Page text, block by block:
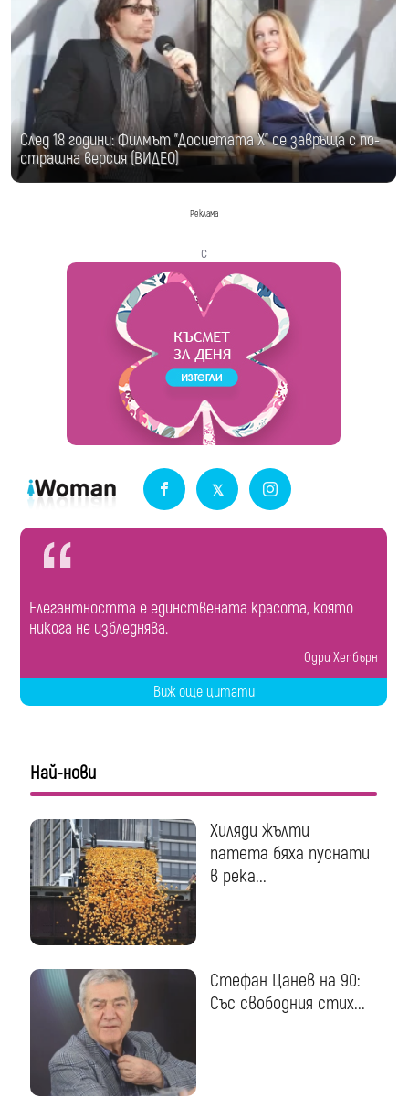
След 18 години: Филмът "Досиетата Х" се завръща с по-
страшна версия (ВИДЕО)
Реклама
с
Елегантността е единствената красота, която
никога не избледнява.
Одри Хепбърн
Виж още цитати
Най-нови
Хиляди жълти
патета бяха пуснати
в река...
Стефан Цанев на 90:
Със свободния стих...